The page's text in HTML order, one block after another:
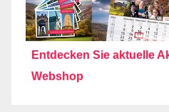
Entdecken Sie aktuelle
Webshop